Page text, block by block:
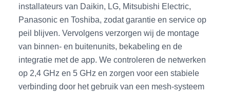
installateurs van Daikin, LG, Mitsubishi Electric,
Panasonic en Toshiba, zodat garantie en service op
peil blijven. Vervolgens verzorgen wij de montage
van binnen- en buitenunits, bekabeling en de
integratie met de app. We controleren de netwerken
op 2,4 GHz en 5 GHz en zorgen voor een stabiele
verbinding door het gebruik van een mesh-systeem